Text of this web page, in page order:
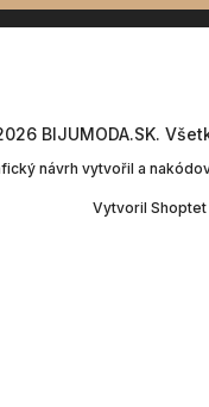
Vytvoril Shoptet
BIJUMODA.SK.
návrh vytvořil a